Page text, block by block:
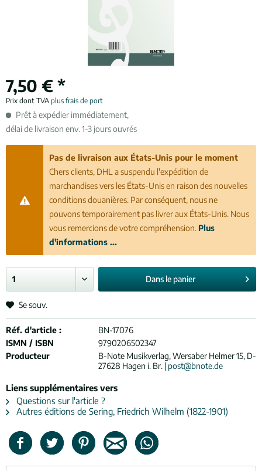
7,50 € *
Prix dont TVA plus frais de port
Prêt à expédier immédiatement,
délai de livraison env. 1-3 jours ouvrés
Pas de livraison aux États-Unis pour le moment
Chers clients, DHL a suspendu l'expédition de
marchandises vers les États-Unis en raison des nouvelles
conditions douanières. Par conséquent, nous ne
pouvons temporairement pas livrer aux États-Unis. Nous
vous remercions de votre compréhension. Plus
d'informations ...
Dans le panier
Se souv.
Réf. d'article :
BN-17076
ISMN / ISBN
9790206502347
Producteur
B-Note Musikverlag, Wersaber Helmer 15, D-
27628 Hagen i. Br. | post@bnote.de
Liens supplémentaires vers
Questions sur l'article ?
Autres éditions de Sering, Friedrich Wilhelm (1822-1901)